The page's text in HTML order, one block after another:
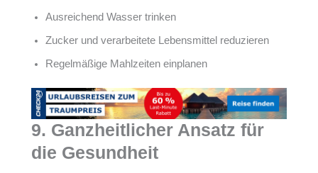
Ausreichend Wasser trinken
Zucker und verarbeitete Lebensmittel reduzieren
Regelmäßige Mahlzeiten einplanen
9. Ganzheitlicher Ansatz für
die Gesundheit